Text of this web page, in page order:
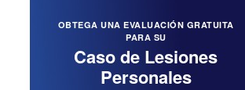
OBTEGA UNA EVALUACIÓN GRATUITA
PARA SU
Caso de Lesiones
Personales